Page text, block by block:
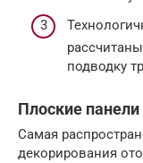
подводку
Плоские панели
Самая
декорирования